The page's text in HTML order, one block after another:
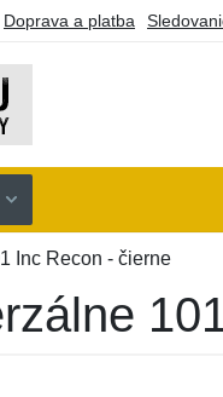
Doprava a platba
Inc Recon - čierne